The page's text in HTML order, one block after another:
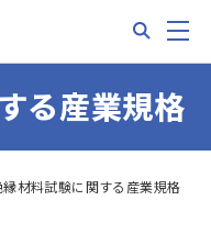
る産業規格
縁材料試験に関する産業規格